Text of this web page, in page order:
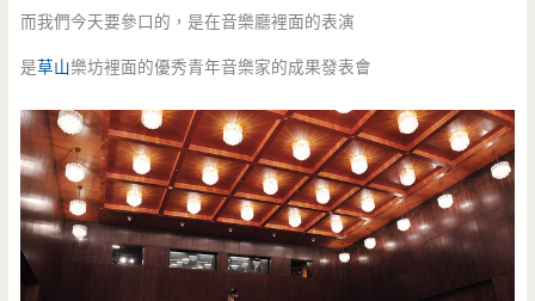
而我們今天要參口的，是在音樂廳裡面的表演
是草山樂坊裡面的優秀青年音樂家的成果發表會